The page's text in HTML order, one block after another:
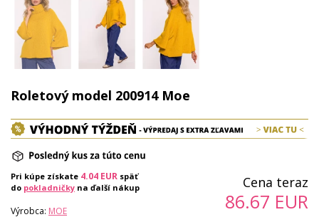
Roletový model 200914 Moe
Pri kúpe získate 4.04 EUR späť
do pokladničky na ďalší nákup
Výrobca: MOE
Cena teraz
86.67 EUR